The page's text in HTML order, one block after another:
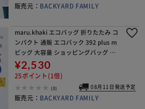
販売元： BACKYARD FAMILY
maru.khaki エコバッグ 折りたたみ コ
ンパクト 通販 エコバック 392 plus m
ビッグ 大容量 ショッピングバッグ お
買い物バッグ お買い物バック おりた
たみ 折り畳み サブバッグ
¥2,530
25ポイント(1倍)
(0) 08月11日発送予定
販売元： BACKYARD FAMILY